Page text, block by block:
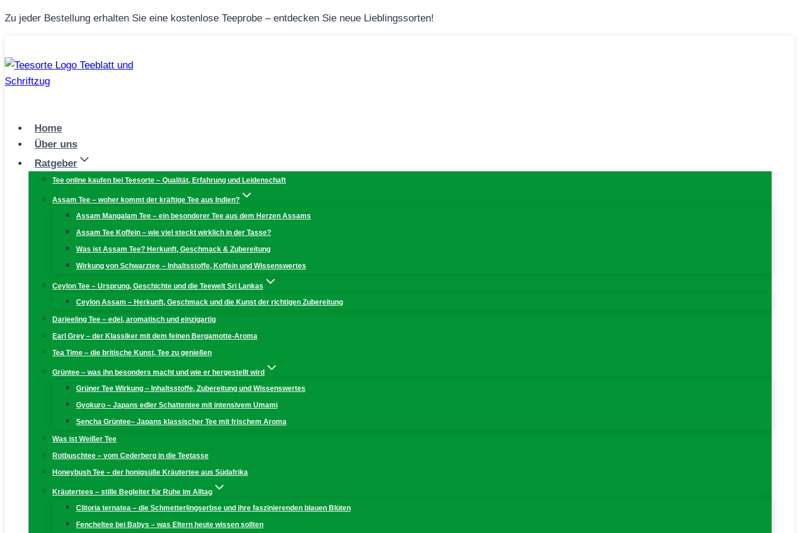
Zum
Zu jeder Bestellung erhalten Sie eine kostenlose Teeprobe – entdecken Sie neue Lieblingssorten!
Home
Über uns
Ratgeber
Tee online kaufen bei Teesorte – Qualität, Erfahrung und Leidenschaft
Assam Tee – woher kommt der kräftige Tee aus Indien?
Assam Mangalam Tee – ein besonderer Tee aus dem Herzen Assams
Assam Tee Koffein – wie viel steckt wirklich in der Tasse?
Was ist Assam Tee? Herkunft, Geschmack & Zubereitung
Wirkung von Schwarztee – Inhaltsstoffe, Koffein und Wissenswertes
Ceylon Tee – Ursprung, Geschichte und die Teewelt Sri Lankas
Ceylon Assam – Herkunft, Geschmack und die Kunst der richtigen Zubereitung
Darjeeling Tee – edel, aromatisch und einzigartig
Earl Grey – der Klassiker mit dem feinen Bergamotte-Aroma
Tea Time – die britische Kunst, Tee zu genießen
Grüntee – was ihn besonders macht und wie er hergestellt wird
Grüner Tee Wirkung – Inhaltsstoffe, Zubereitung und Wissenswertes
Gyokuro – Japans edler Schattentee mit intensivem Umami
Sencha Grüntee– Japans klassischer Tee mit frischem Aroma
Was ist Weißer Tee
Rotbuschtee – vom Cederberg in die Teetasse
Honeybush Tee – der honigsüße Kräutertee aus Südafrika
Kräutertees – stille Begleiter für Ruhe im Alltag
Clitoria ternatea – die Schmetterlingserbse und ihre faszinierenden blauen Blüten
Fencheltee bei Babys – was Eltern heute wissen sollten